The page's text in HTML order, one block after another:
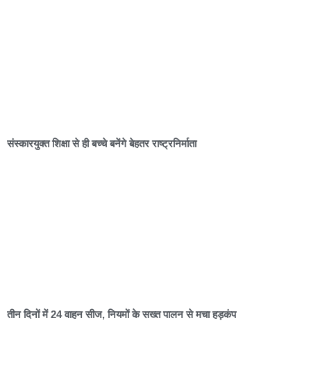
संस्कारयुक्त शिक्षा से ही बच्चे बनेंगे बेहतर राष्ट्रनिर्माता
तीन दिनों में 24 वाहन सीज, नियमों के सख्त पालन से मचा हड़कंप